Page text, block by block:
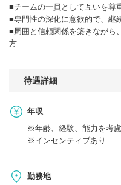
■チームの一員として互いを尊
■専門性の深化に意欲的で、継
■周囲と信頼関係を築きながら
方
待遇詳細
年収
※年齢、経験、能力を考
※インセンティブあり
勤務地